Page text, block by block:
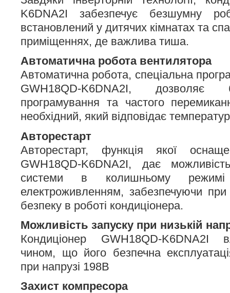
K6DNA2I забезпечує безшумну
встановлений у дитячих кімнатах та
приміщеннях, де важлива тиша.
Автоматична робота вентилятора
Автоматична робота, спеціальна
GWH18QD-K6DNA2I, дозволяє
програмування та частого
необхідний, який відповідає
Авторестарт
Авторестарт, функція якої
GWH18QD-K6DNA2I, дає
системи в колишньому
електроживленням, забезпечуючи при
безпеку в роботі кондиціонера.
Можливість запуску при низькій
Кондиціонер GWH18QD-K6DNA2I
чином, що його безпечна
при напрузі 198В
Захист компресора